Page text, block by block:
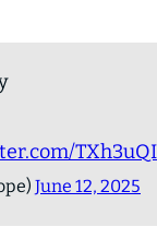
June 12, 2025